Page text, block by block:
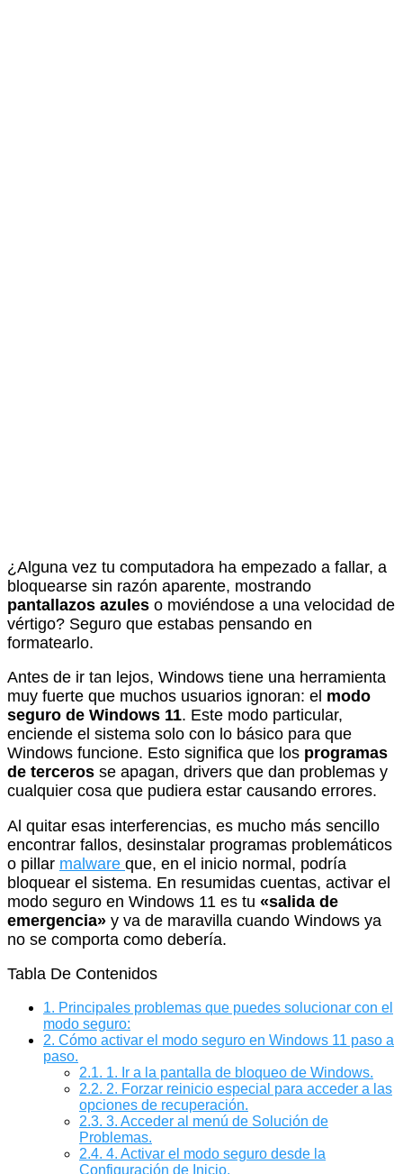
¿Alguna vez tu computadora ha empezado a fallar, a
bloquearse sin razón aparente, mostrando
pantallazos azules o moviéndose a una velocidad de
vértigo? Seguro que estabas pensando en
formatearlo.
Antes de ir tan lejos, Windows tiene una herramienta
muy fuerte que muchos usuarios ignoran: el modo
seguro de Windows 11. Este modo particular,
enciende el sistema solo con lo básico para que
Windows funcione. Esto significa que los programas
de terceros se apagan, drivers que dan problemas y
cualquier cosa que pudiera estar causando errores.
Al quitar esas interferencias, es mucho más sencillo
encontrar fallos, desinstalar programas problemáticos
o pillar malware que, en el inicio normal, podría
bloquear el sistema. En resumidas cuentas, activar el
modo seguro en Windows 11 es tu «salida de
emergencia» y va de maravilla cuando Windows ya
no se comporta como debería.
Tabla De Contenidos
1. Principales problemas que puedes solucionar con el
modo seguro:
2. Cómo activar el modo seguro en Windows 11 paso a
paso.
2.1. 1. Ir a la pantalla de bloqueo de Windows.
2.2. 2. Forzar reinicio especial para acceder a las
opciones de recuperación.
2.3. 3. Acceder al menú de Solución de
Problemas.
2.4. 4. Activar el modo seguro desde la
Configuración de Inicio.